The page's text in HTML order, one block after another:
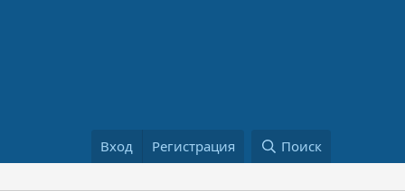
Вход Регистрация Поиск